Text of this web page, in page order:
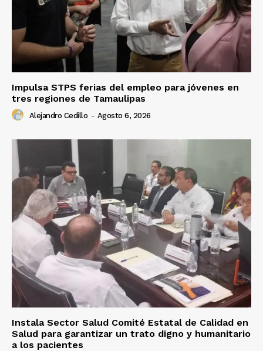
Impulsa STPS ferias del empleo para jóvenes en
tres regiones de Tamaulipas
Alejandro Cedillo - Agosto 6, 2026
Instala Sector Salud Comité Estatal de Calidad en
Salud para garantizar un trato digno y humanitario
a los pacientes